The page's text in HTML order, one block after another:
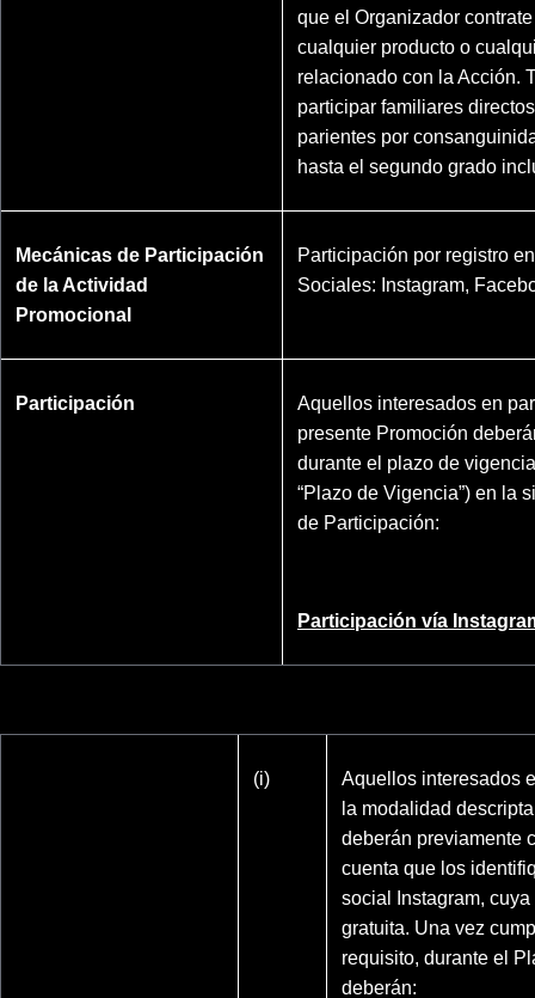
que el Organizador
cualquier producto o
relacionado con la Acción.
participar familiares
parientes por
hasta el segundo grado
Mecánicas de Participación
de la Actividad
Promocional
Participación por registro
Sociales: Instagram,
Participación
Aquellos interesados en
presente Promoción
durante el plazo de
“Plazo de Vigencia”) en la
de Participación:
Participación vía
(i)
Aquellos interesados
la modalidad
deberán previamente
cuenta que los
social Instagram,
gratuita. Una vez
requisito, durante el
deberán: